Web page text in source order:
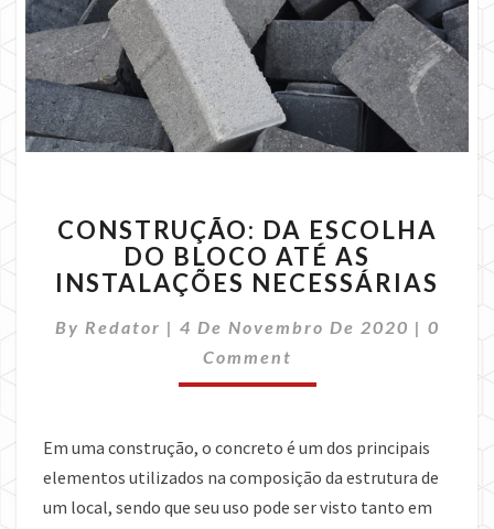
DA
ESCOLHA
DO
ATÉ
AS
CONSTRUÇÃO: DA ESCOLHA
DO BLOCO ATÉ AS
INSTALAÇÕES NECESSÁRIAS
By Redator | 4 De Novembro De 2020 | 0
Comment
Em uma construção, o concreto é um dos principais
elementos utilizados na composição da estrutura de
um local, sendo que seu uso pode ser visto tanto em